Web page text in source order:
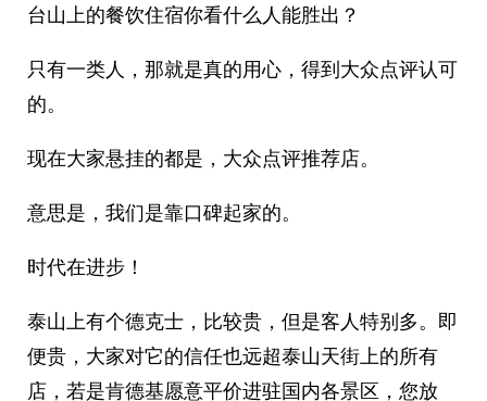
台山上的餐饮住宿你看什么人能胜出？
只有一类人，那就是真的用心，得到大众点评认可
的。
现在大家悬挂的都是，大众点评推荐店。
意思是，我们是靠口碑起家的。
时代在进步！
泰山上有个德克士，比较贵，但是客人特别多。即
便贵，大家对它的信任也远超泰山天街上的所有
店，若是肯德基愿意平价进驻国内各景区，您放